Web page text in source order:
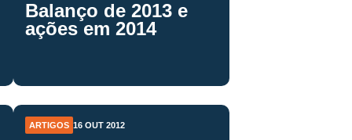
Balanço de 2013 e
ações em 2014
ARTIGOS 16 OUT 2012